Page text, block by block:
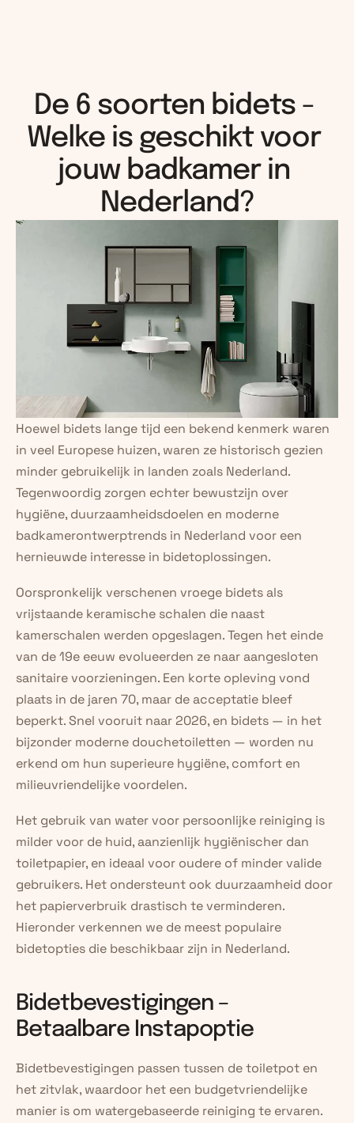
De 6 soorten bidets -
Welke is geschikt voor
jouw badkamer in
Nederland?
Hoewel bidets lange tijd een bekend kenmerk waren
in veel Europese huizen, waren ze historisch gezien
minder gebruikelijk in landen zoals Nederland.
Tegenwoordig zorgen echter bewustzijn over
hygiëne, duurzaamheidsdoelen en moderne
badkamerontwerptrends in Nederland voor een
hernieuwde interesse in bidetoplossingen.
Oorspronkelijk verschenen vroege bidets als
vrijstaande keramische schalen die naast
kamerschalen werden opgeslagen. Tegen het einde
van de 19e eeuw evolueerden ze naar aangesloten
sanitaire voorzieningen. Een korte opleving vond
plaats in de jaren 70, maar de acceptatie bleef
beperkt. Snel vooruit naar 2026, en bidets — in het
bijzonder moderne douchetoiletten — worden nu
erkend om hun superieure hygiëne, comfort en
milieuvriendelijke voordelen.
Het gebruik van water voor persoonlijke reiniging is
milder voor de huid, aanzienlijk hygiënischer dan
toiletpapier, en ideaal voor oudere of minder valide
gebruikers. Het ondersteunt ook duurzaamheid door
het papierverbruik drastisch te verminderen.
Hieronder verkennen we de meest populaire
bidetopties die beschikbaar zijn in Nederland.
Bidetbevestigingen –
Betaalbare Instapoptie
Bidetbevestigingen passen tussen de toiletpot en
het zitvlak, waardoor het een budgetvriendelijke
manier is om watergebaseerde reiniging te ervaren.